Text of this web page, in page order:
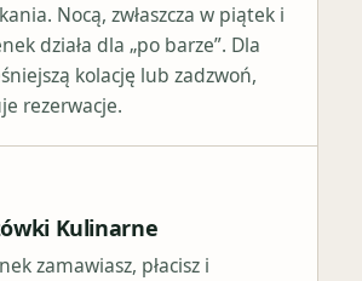
Nocą, zwłaszcza w piątek i
działa dla „po barze”. Dla
kolację lub zadzwoń,
rezerwacje.
Kulinarne
zamawiasz, płacisz i